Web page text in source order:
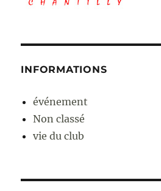
INFORMATIONS
événement
Non classé
vie du club